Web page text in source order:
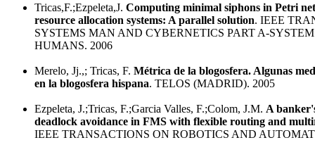
Tricas,F.;Ezpeleta,J. Computing minimal siphons in Petri
resource allocation systems: A parallel solution. IEEE
SYSTEMS MAN AND CYBERNETICS PART A-
HUMANS. 2006
Merelo, Jj.,; Tricas, F. Métrica de la blogosfera. Algunas
en la blogosfera hispana. TELOS (MADRID). 2005
Ezpeleta, J.;Tricas, F.;Garcia Valles, F.;Colom, J.M. A
deadlock avoidance in FMS with flexible routing and
IEEE TRANSACTIONS ON ROBOTICS AND